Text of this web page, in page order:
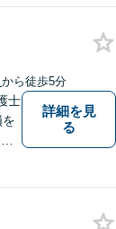
から徒歩5分
士
e
詳細を見
る